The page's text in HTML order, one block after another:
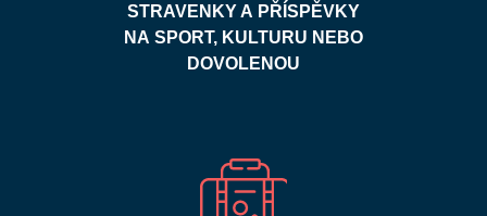
STRAVENKY A PŘÍSPĚVKY
NA SPORT, KULTURU NEBO
DOVOLENOU